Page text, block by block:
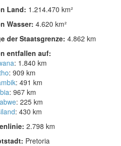
Land: 1.214.470 km²
Wasser: 4.620 km²
der Staatsgrenze: 4.862 km
entfallen auf:
: 1.840 km
: 909 km
: 491 km
: 967 km
: 225 km
: 430 km
2.798 km
Pretoria